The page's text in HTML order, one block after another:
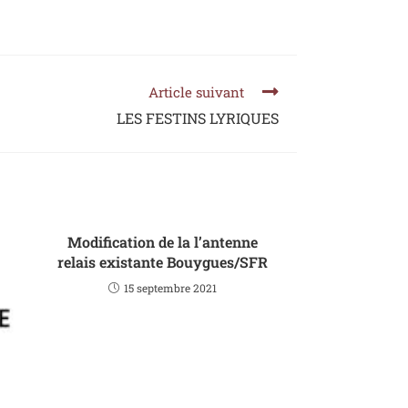
Article suivant
LES FESTINS LYRIQUES
Modification de la l’antenne
relais existante Bouygues/SFR
15 septembre 2021